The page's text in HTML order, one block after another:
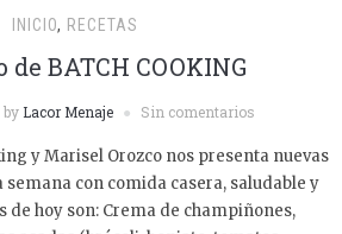
INICIO, RECETAS
BATCH COOKING
by Lacor Menaje Sin comentarios
y Marisel Orozco nos presenta nuevas
con comida casera, saludable y
de hoy son: Crema de champiñones,